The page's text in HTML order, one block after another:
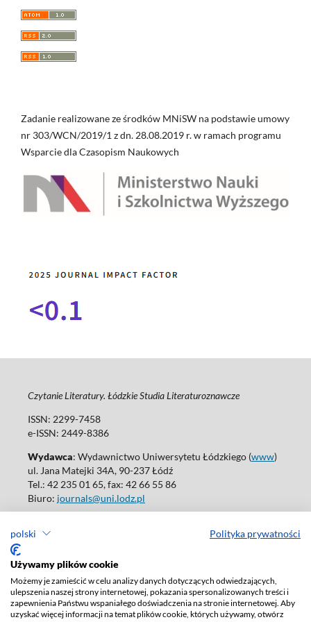
polski Polityka prywatności
Używamy plików cookie
Możemy je zamieścić w celu analizy danych dotyczących odwiedzających,
ulepszenia naszej strony internetowej, pokazania spersonalizowanych treści i
zapewnienia Państwu wspaniałego doświadczenia na stronie internetowej. Aby
uzyskać więcej informacji na temat plików cookie, których używamy, otwórz
Zadanie realizowane ze środków MNiSW na podstawie umowy
nr 303/WCN/2019/1 z dn. 28.08.2019 r. w ramach programu
Wsparcie dla Czasopism Naukowych
Czytanie Literatury. Łódzkie Studia Literaturoznawcze
ISSN: 2299-7458
e-ISSN: 2449-8386
Wydawca: Wydawnictwo Uniwersytetu Łódzkiego (www)
ul. Jana Matejki 34A, 90-237 Łódź
Tel.: 42 235 01 65, fax: 42 66 55 86
Biuro: journals@uni.lodz.pl
W sprawie prenumeraty wydań papierowych prosimy o kontakt
Deklaracja dostępności